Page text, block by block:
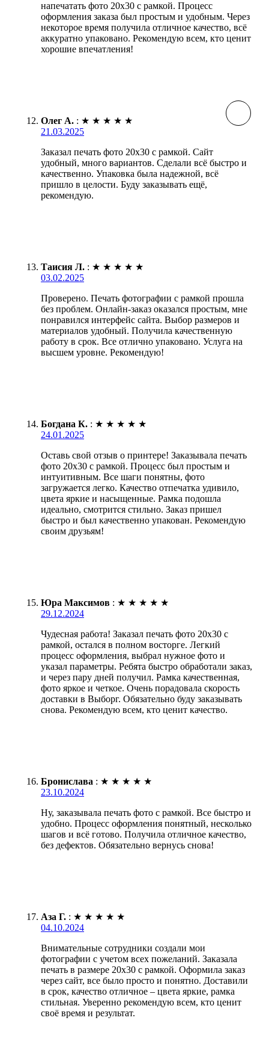
напечатать фото 20х30 с рамкой. Процесс
оформления заказа был простым и удобным. Через
некоторое время получила отличное качество, всё
аккуратно упаковано. Рекомендую всем, кто ценит
хорошие впечатления!
Олег А. : ★ ★ ★ ★ ★
21.03.2025
Заказал печать фото 20х30 с рамкой. Сайт
удобный, много вариантов. Сделали всё быстро и
качественно. Упаковка была надежной, всё
пришло в целости. Буду заказывать ещё,
рекомендую.
Таисия Л. : ★ ★ ★ ★ ★
03.02.2025
Проверено. Печать фотографии с рамкой прошла
без проблем. Онлайн-заказ оказался простым, мне
понравился интерфейс сайта. Выбор размеров и
материалов удобный. Получила качественную
работу в срок. Все отлично упаковано. Услуга на
высшем уровне. Рекомендую!
Богдана К. : ★ ★ ★ ★ ★
24.01.2025
Оставь свой отзыв о принтере! Заказывала печать
фото 20х30 с рамкой. Процесс был простым и
интуитивным. Все шаги понятны, фото
загружается легко. Качество отпечатка удивило,
цвета яркие и насыщенные. Рамка подошла
идеально, смотрится стильно. Заказ пришел
быстро и был качественно упакован. Рекомендую
своим друзьям!
Юра Максимов : ★ ★ ★ ★ ★
29.12.2024
Чудесная работа! Заказал печать фото 20х30 с
рамкой, остался в полном восторге. Легкий
процесс оформления, выбрал нужное фото и
указал параметры. Ребята быстро обработали заказ,
и через пару дней получил. Рамка качественная,
фото яркое и четкое. Очень порадовала скорость
доставки в Выборг. Обязательно буду заказывать
снова. Рекомендую всем, кто ценит качество.
Бронислава : ★ ★ ★ ★ ★
23.10.2024
Ну, заказывала печать фото с рамкой. Все быстро и
удобно. Процесс оформления понятный, несколько
шагов и всё готово. Получила отличное качество,
без дефектов. Обязательно вернусь снова!
Аза Г. : ★ ★ ★ ★ ★
04.10.2024
Внимательные сотрудники создали мои
фотографии с учетом всех пожеланий. Заказала
печать в размере 20х30 с рамкой. Оформила заказ
через сайт, все было просто и понятно. Доставили
в срок, качество отличное – цвета яркие, рамка
стильная. Уверенно рекомендую всем, кто ценит
своё время и результат.